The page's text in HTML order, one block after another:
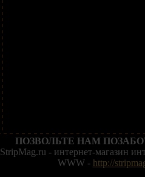
ПОЗВОЛЬТЕ НАМ
StripMag.ru - интернет-магазин
WWW - http://